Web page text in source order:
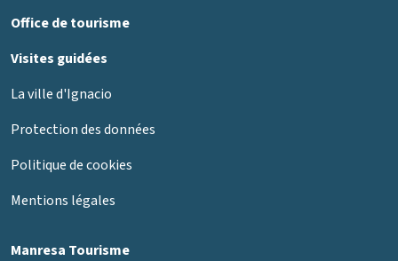
Manresa Tourisme
Office de tourisme
Visites guidées
La ville d'Ignacio
Protection des données
Politique de cookies
Mentions légales